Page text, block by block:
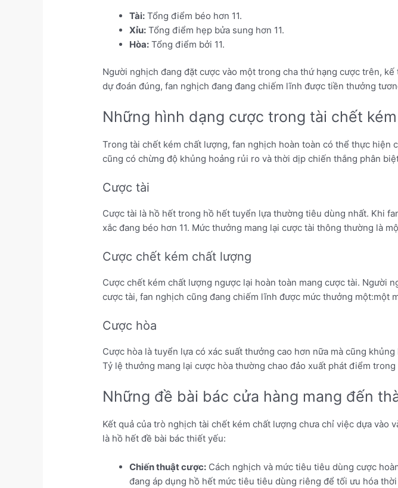
Tài: Tổng điểm béo hơn 11.
Xỉu: Tổng điểm hẹp bửa sung hơn 11.
Hòa: Tổng điểm bởi 11.
Người nghịch đang đặt cược vào một trong cha thứ hạng cược trên,
dự đoán đúng, fan nghịch đang đang chiếm lĩnh được tiền thưởng
Những hình dạng cược trong tài chết
Trong tài chết kém chất lượng, fan nghịch hoàn toàn có thể thực
cũng có chừng độ khủng hoảng rủi ro và thời dịp chiến thắng phân
Cược tài
Cược tài là hồ hết trong hồ hết tuyển lựa thường tiêu dùng nhất. Khi
xắc đang béo hơn 11. Mức thưởng mang lại cược tài thông thường là
Cược chết kém chất lượng
Cược chết kém chất lượng ngược lại hoàn toàn mang cược tài. Người
cược tài, fan nghịch cũng đang chiếm lĩnh được mức thưởng một:một
Cược hòa
Cược hòa là tuyển lựa có xác suất thưởng cao hơn nữa mà cũng
Tỷ lệ thưởng mang lại cược hòa thường chao đảo xuất phát điểm
Những đề bài bác cửa hàng mang đến
Kết quả của trò nghịch tài chết kém chất lượng chưa chỉ việc dựa vào
là hồ hết đề bài bác thiết yếu:
Chiến thuật cược: Cách nghịch và mức tiêu tiêu dùng cược
đang áp dụng hồ hết mức tiêu tiêu dùng riêng để tối ưu hóa